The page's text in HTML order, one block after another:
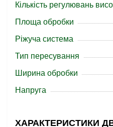
Кількість регулювань
Площа обробки
Ріжуча система
Тип пересування
Ширина обробки
Напруга
ХАРАКТЕРИСТИКИ